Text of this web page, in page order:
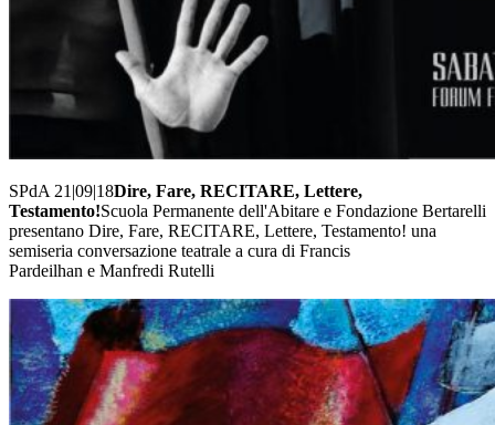
SPdA 21|09|18Dire, Fare, RECITARE, Lettere,
Testamento!Scuola Permanente dell'Abitare e Fondazione Bertarelli
presentano Dire, Fare, RECITARE, Lettere, Testamento! una
semiseria conversazione teatrale a cura di Francis
Pardeilhan e Manfredi Rutelli